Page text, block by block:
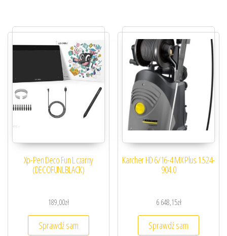
Xp-Pen Deco Fun L czarny
(DECOFUNLBLACK)
189,00zł
Sprawdź sam
Karcher HD 6/16-4 MX Plus 1.524-
904.0
6 648,15zł
Sprawdź sam